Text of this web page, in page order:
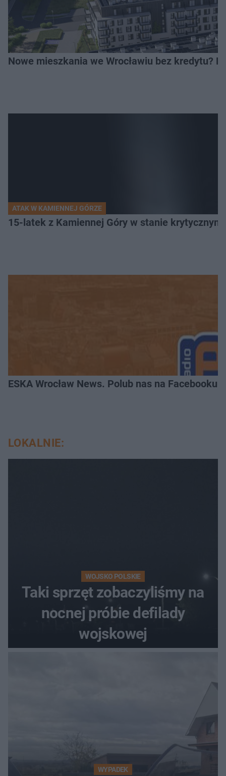
Nowe mieszkania we Wrocławiu bez kredytu?
ATAK W KAMIENNEJ GÓRZE
15-latek z Kamiennej Góry w stanie
ESKA Wrocław News. Polub nas na Facebooku!
LOKALNIE:
WOJSKO POLSKIE
Taki sprzęt zobaczyliśmy na
nocnej próbie defilady
wojskowej
WYPADEK